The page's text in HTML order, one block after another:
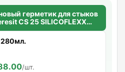
герметик для стыков
CS 25 SILICOFLEXX
280мл.
/шт.